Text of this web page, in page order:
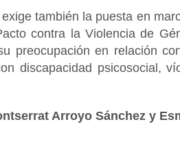
también la puesta en
contra la Violencia de
preocupación en relación
discapacidad psicosocial,
Arroyo Sánchez y